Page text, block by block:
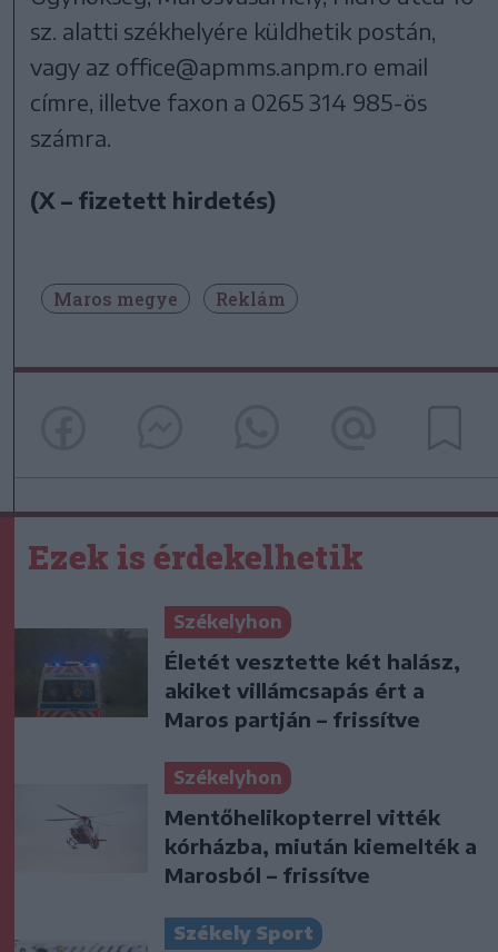
sz. alatti székhelyére küldhetik postán,
vagy az office@apmms.anpm.ro email
címre, illetve faxon a 0265 314 985-ös
számra.
(X – fizetett hirdetés)
Maros megye Reklám
Ezek is érdekelhetik
Székelyhon
Életét vesztette két halász,
akiket villámcsapás ért a
Maros partján – frissítve
Székelyhon
Mentőhelikopterrel vitték
kórházba, miután kiemelték a
Marosból – frissítve
Székely Sport